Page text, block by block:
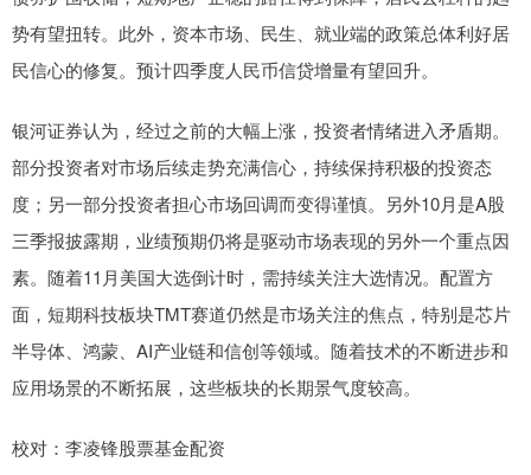
势有望扭转。此外，资本市场、民生、就业端的政策总体利好居
民信心的修复。预计四季度人民币信贷增量有望回升。
银河证券认为，经过之前的大幅上涨，投资者情绪进入矛盾期。
部分投资者对市场后续走势充满信心，持续保持积极的投资态
度；另一部分投资者担心市场回调而变得谨慎。另外10月是A股
三季报披露期，业绩预期仍将是驱动市场表现的另外一个重点因
素。随着11月美国大选倒计时，需持续关注大选情况。配置方
面，短期科技板块TMT赛道仍然是市场关注的焦点，特别是芯片
半导体、鸿蒙、AI产业链和信创等领域。随着技术的不断进步和
应用场景的不断拓展，这些板块的长期景气度较高。
校对：李凌锋股票基金配资